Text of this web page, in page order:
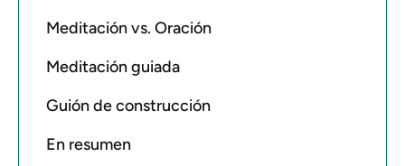
Meditación vs. Oración
Meditación guiada
Guión de construcción
En resumen